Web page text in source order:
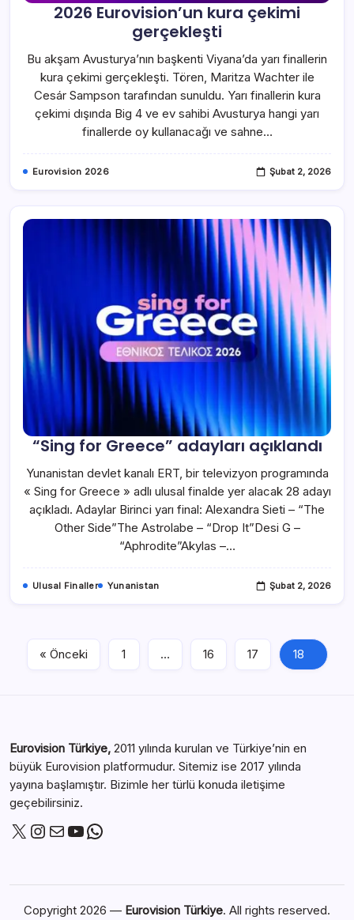
2026 Eurovision’un kura çekimi
gerçekleşti
Bu akşam Avusturya’nın başkenti Viyana’da yarı finallerin
kura çekimi gerçekleşti. Tören, Maritza Wachter ile
Cesár Sampson tarafından sunuldu. Yarı finallerin kura
çekimi dışında Big 4 ve ev sahibi Avusturya hangi yarı
finallerde oy kullanacağı ve sahne…
Eurovision 2026 Şubat 2, 2026
“Sing for Greece” adayları açıklandı
Yunanistan devlet kanalı ERT, bir televizyon programında
« Sing for Greece » adlı ulusal finalde yer alacak 28 adayı
açıkladı. Adaylar Birinci yarı final: Alexandra Sieti – “The
Other Side”The Astrolabe – “Drop It”Desi G –
“Aphrodite”Akylas –…
Ulusal Finaller Yunanistan Şubat 2, 2026
« Önceki 1 … 16 17 18
Eurovision Türkiye, 2011 yılında kurulan ve Türkiye’nin en
büyük Eurovision platformudur. Sitemiz ise 2017 yılında
yayına başlamıştır. Bizimle her türlü konuda iletişime
geçebilirsiniz.
Copyright 2026 — Eurovision Türkiye. All rights reserved.